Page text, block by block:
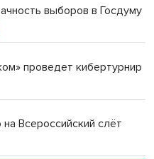
с женой вошли в топ-16
выборов в Госдуму
проведет кибертурнир
Всероссийский слёт